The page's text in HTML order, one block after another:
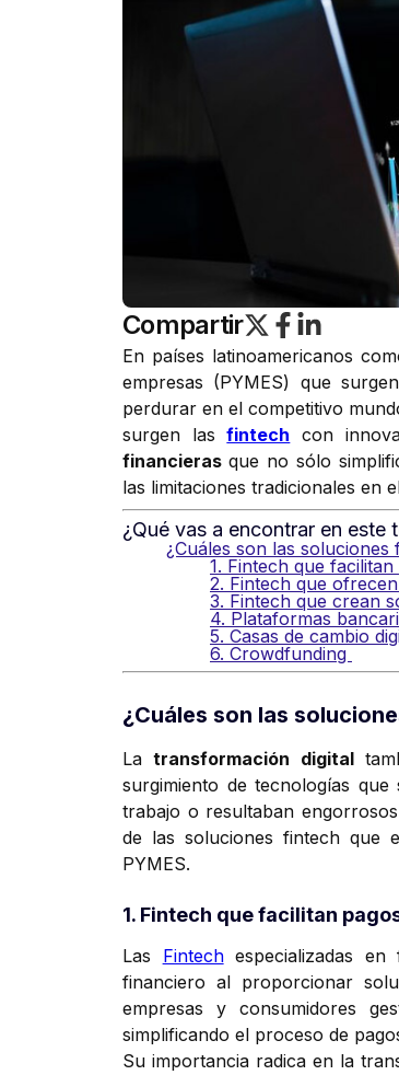
Compartir
En países latinoamericanos
empresas (PYMES) que
perdurar en el competitivo
surgen lasfintech con
financieras que no sólo
las limitaciones tradicionales en
¿Qué vas a encontrar en este
¿Cuáles son las
1. Fintech que facilitan
2. Fintech que
3. Fintech que crean
4. Plataformas
5. Casas de cambio
6. Crowdfunding
¿Cuáles son las
Latransformación digital
surgimiento de tecnologías
trabajo o resultaban
de las soluciones fintech que
PYMES.
1. Fintech que facilitan
Las Fintechespecializadas en
financiero al proporcionar
empresas y consumidores
simplificando el proceso de
Su importancia radica en la